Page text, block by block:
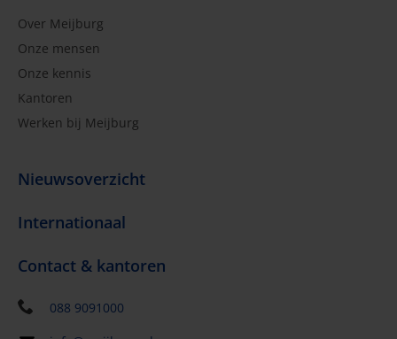
Over Meijburg
Onze mensen
Onze kennis
Kantoren
Werken bij Meijburg
Nieuwsoverzicht
Internationaal
Contact & kantoren
088 9091000